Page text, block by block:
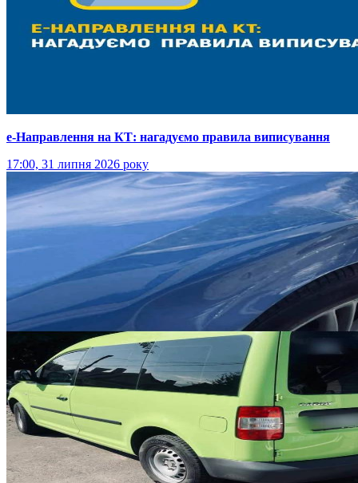
е-Направлення на КТ: нагадуємо правила виписування
17:00, 31 липня 2026 року